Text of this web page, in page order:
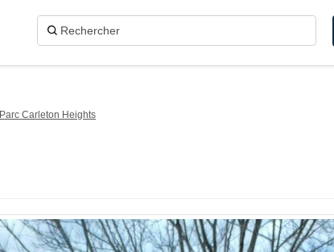
Parc Carleton Heights